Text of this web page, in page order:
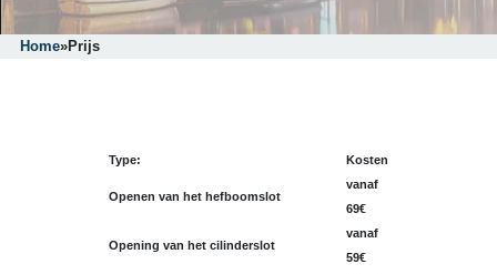
Home»Prijs
Type: Kosten
Openen van het hefboomslot
vanaf
69€
Opening van het cilinderslot
vanaf
59€